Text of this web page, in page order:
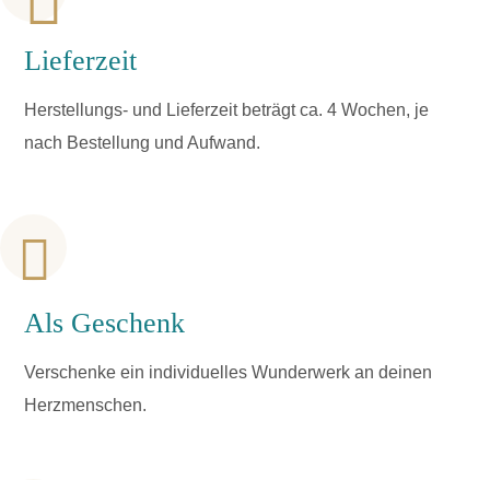
Lieferzeit
Herstellungs- und Lieferzeit beträgt ca. 4 Wochen, je
nach Bestellung und Aufwand.
Als Geschenk
Verschenke ein individuelles Wunderwerk an deinen
Herzmenschen.